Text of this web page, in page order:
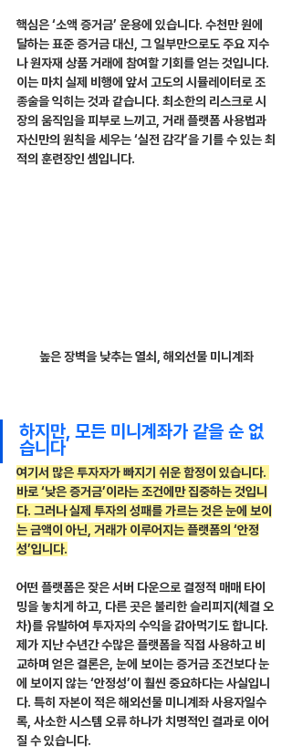
핵심은 ‘소액 증거금’ 운용에 있습니다. 수천만 원에
달하는 표준 증거금 대신, 그 일부만으로도 주요 지수
나 원자재 상품 거래에 참여할 기회를 얻는 것입니다.
이는 마치 실제 비행에 앞서 고도의 시뮬레이터로 조
종술을 익히는 것과 같습니다. 최소한의 리스크로 시
장의 움직임을 피부로 느끼고, 거래 플랫폼 사용법과
자신만의 원칙을 세우는 ‘실전 감각’을 기를 수 있는 최
적의 훈련장인 셈입니다.
높은 장벽을 낮추는 열쇠, 해외선물 미니계좌
하지만, 모든 미니계좌가 같을 순 없
습니다
여기서 많은 투자자가 빠지기 쉬운 함정이 있습니다.
바로 ‘낮은 증거금’이라는 조건에만 집중하는 것입니
다. 그러나 실제 투자의 성패를 가르는 것은 눈에 보이
는 금액이 아닌, 거래가 이루어지는 플랫폼의 ‘안정
성’입니다.
어떤 플랫폼은 잦은 서버 다운으로 결정적 매매 타이
밍을 놓치게 하고, 다른 곳은 불리한 슬리피지(체결 오
차)를 유발하여 투자자의 수익을 갉아먹기도 합니다.
제가 지난 수년간 수많은 플랫폼을 직접 사용하고 비
교하며 얻은 결론은, 눈에 보이는 증거금 조건보다 눈
에 보이지 않는 ‘안정성’이 훨씬 중요하다는 사실입니
다. 특히 자본이 적은 해외선물 미니계좌 사용자일수
록, 사소한 시스템 오류 하나가 치명적인 결과로 이어
질 수 있습니다.